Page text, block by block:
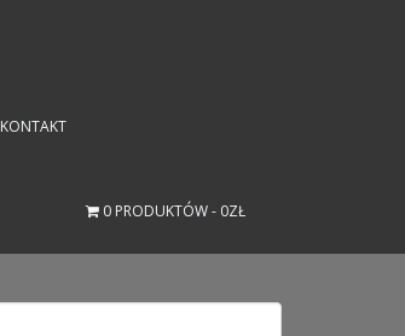
KONTAKT
0 PRODUKTÓW 0ZŁ